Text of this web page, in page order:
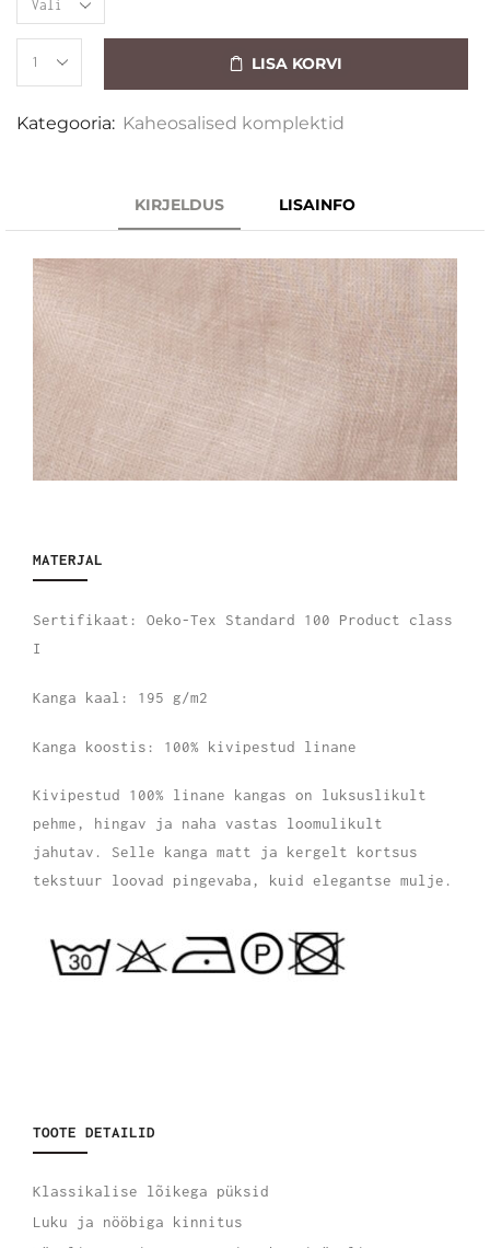
LISA KORVI
Kategooria: Kaheosalised komplektid
KIRJELDUS LISAINFO
MATERJAL
Sertifikaat: Oeko-Tex Standard 100 Product class
I
Kanga kaal: 195 g/m2
Kanga koostis: 100% kivipestud linane
Kivipestud 100% linane kangas on luksuslikult
pehme, hingav ja naha vastas loomulikult
jahutav. Selle kanga matt ja kergelt kortsus
tekstuur loovad pingevaba, kuid elegantse mulje.
TOOTE DETAILID
Klassikalise lõikega püksid
Luku ja nööbiga kinnitus